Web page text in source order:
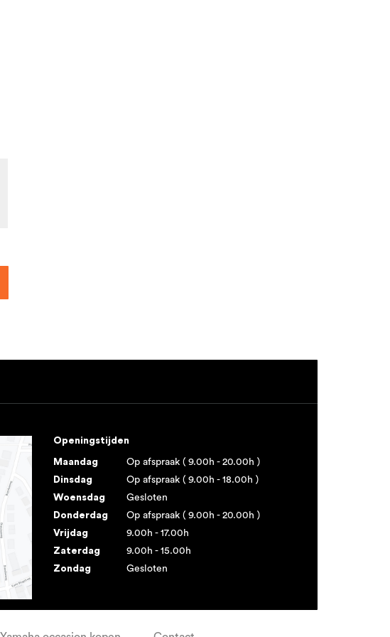
Openingstijden
Maandag
Op afspraak ( 9.00h - 20.00h )
Dinsdag
Op afspraak ( 9.00h - 18.00h )
Woensdag
Gesloten
Donderdag
Op afspraak ( 9.00h - 20.00h )
Vrijdag
9.00h - 17.00h
Zaterdag
9.00h - 15.00h
Zondag
Gesloten